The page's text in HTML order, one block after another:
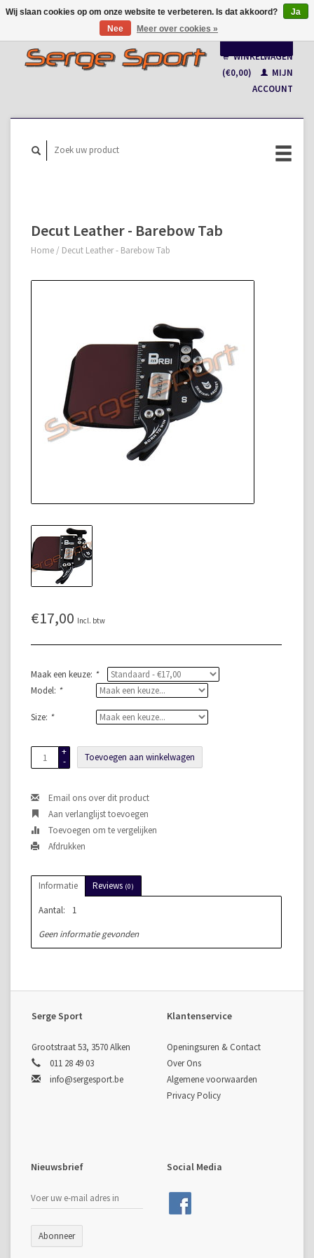
Français
WINKELWAGEN
(€0,00)
MIJN
ACCOUNT
Decut Leather - Barebow Tab
Home / Decut Leather - Barebow Tab
€17,00 Incl. btw
Maak een keuze: *
Model: *
Size: *
+
-
Toevoegen aan winkelwagen
Email ons over dit product
Aan verlanglijst toevoegen
Toevoegen om te vergelijken
Afdrukken
Informatie Reviews (0)
Aantal:
1
Geen informatie gevonden
Serge Sport
Grootstraat 53, 3570 Alken
011 28 49 03
info@sergesport.be
Klantenservice
Openingsuren & Contact
Over Ons
Algemene voorwaarden
Privacy Policy
Nieuwsbrief
Abonneer
Social Media
Wij slaan cookies op om onze website te verbeteren. Is dat akkoord?
Ja
Nee
Meer over cookies »